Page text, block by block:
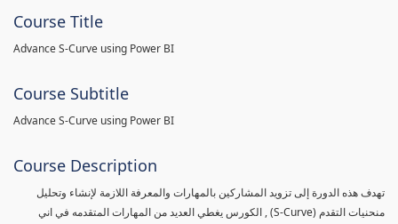
Course Title
Advance S-Curve using Power BI
Course Subtitle
Advance S-Curve using Power BI
Course Description
تهدف هذه الدورة إلى تزويد المشاركين بالمهارات والمعرفة اللازمة لإنشاء وتحليل
منحنيات التقدم (S-Curve) , الكورس يغطي العديد من المهارات المتقدمه في اني